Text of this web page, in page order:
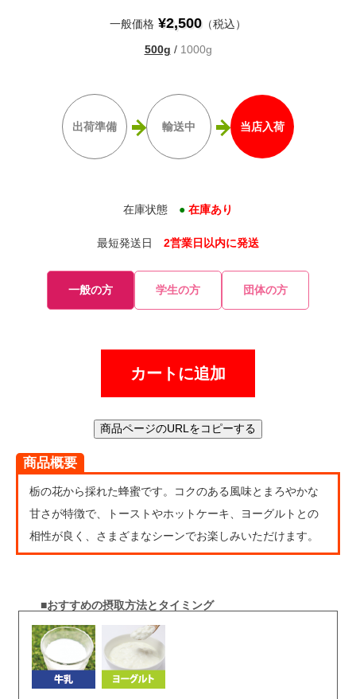
一般価格 ¥2,500（税込）
500g / 1000g
出荷準備 輸送中 当店入荷
在庫状態 ● 在庫あり
最短発送日 2営業日以内に発送
一般の方 学生の方 団体の方
カートに追加
商品ページのURLをコピーする
商品概要
栃の花から採れた蜂蜜です。コクのある風味とまろやかな
甘さが特徴で、トーストやホットケーキ、ヨーグルトとの
相性が良く、さまざまなシーンでお楽しみいただけます。
■おすすめの摂取方法とタイミング